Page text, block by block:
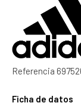
Referencia
Ficha de datos